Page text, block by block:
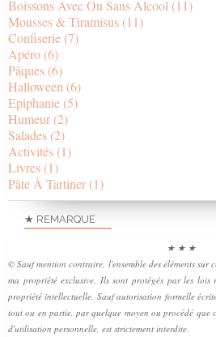
Boissons Avec Ou Sans Alcool (11)
Mousses & Tiramisus (11)
Confiserie (7)
Apéro (6)
Pâques (6)
Halloween (6)
Epiphanie (5)
Humeur (2)
Salades (2)
Activités (1)
Livres (1)
Pâte À Tartiner (1)
★ REMARQUE
★ ★ ★
© Sauf mention contraire, l'ensemble des éléments sur
ma propriété exclusive. Ils sont protégés par les
propriété intellectuelle. Sauf autorisation formelle
tout ou en partie, par quelque moyen ou procédé que
d'utilisation personnelle, est strictement interdite.